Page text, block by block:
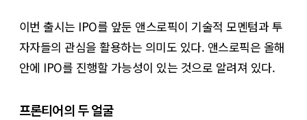
이번 출시는 IPO를 앞둔 앤스로픽이 기술적 모멘텀과 투
자자들의 관심을 활용하는 의미도 있다. 앤스로픽은 올해
안에 IPO를 진행할 가능성이 있는 것으로 알려져 있다.
프론티어의 두 얼굴